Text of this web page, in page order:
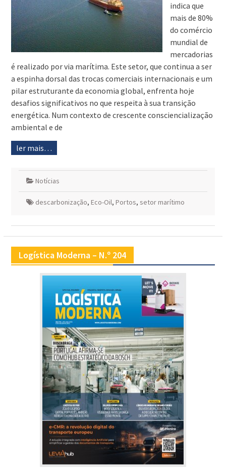
indica que
mais de 80%
do comércio
mundial de
mercadorias
é realizado por via marítima. Este setor, que continua a ser
a espinha dorsal das trocas comerciais internacionais e um
pilar estruturante da economia global, enfrenta hoje
desafios significativos no que respeita à sua transição
energética. Num contexto de crescente consciencialização
ambiental e de
ler mais…
Notícias
descarbonização, Eco-Oil, Portos, setor marítimo
Logística Moderna – N.º 204